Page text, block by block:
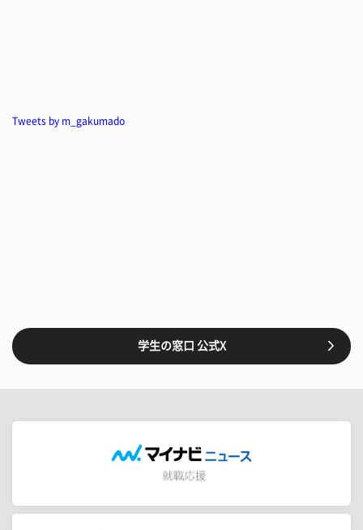
Tweets by m_gakumado
学生の窓口 公式X